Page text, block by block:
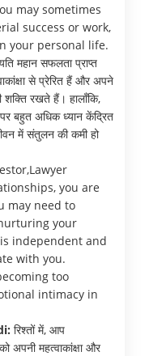
may sometimes
success or work,
your personal life.
महान सफलता प्राप्त
से प्रेरित हैं और अपने
शक्ति रखते हैं। हालाँकि,
बहुत अधिक ध्यान केंद्रित
में संतुलन की कमी हो
you are
may need to
your
independent and
with you.
too
intimacy in
रिश्तों में, आप
अपनी महत्वाकांक्षा और